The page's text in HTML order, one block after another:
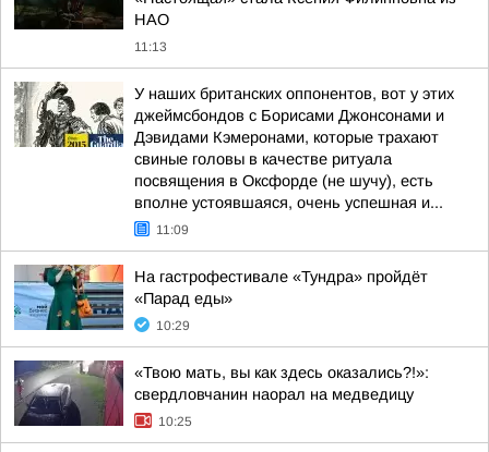
НАО
11:13
У наших британских оппонентов, вот у этих
джеймсбондов с Борисами Джонсонами и
Дэвидами Кэмеронами, которые трахают
свиные головы в качестве ритуала
посвящения в Оксфорде (не шучу), есть
вполне устоявшаяся, очень успешная и...
11:09
На гастрофестивале «Тундра» пройдёт
«Парад еды»
10:29
«Твою мать, вы как здесь оказались?!»:
свердловчанин наорал на медведицу
10:25